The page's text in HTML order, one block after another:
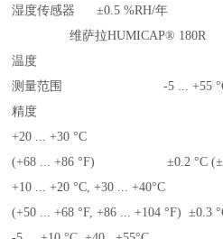
湿度传感器 ±0.5 %RH/年
维萨拉HUMICAP® 180R
温度
测量范围 -5 ... +55 °C
精度
+20 ... +30 °C
(+68 ... +86 °F) ±0.2 °C (±
+10 ... +20 °C, +30 ... +40°C
(+50 ... +68 °F, +86 ... +104 °F) ±0.3